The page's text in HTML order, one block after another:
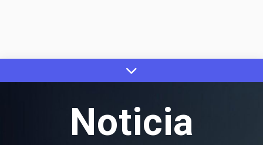
to
Noticia